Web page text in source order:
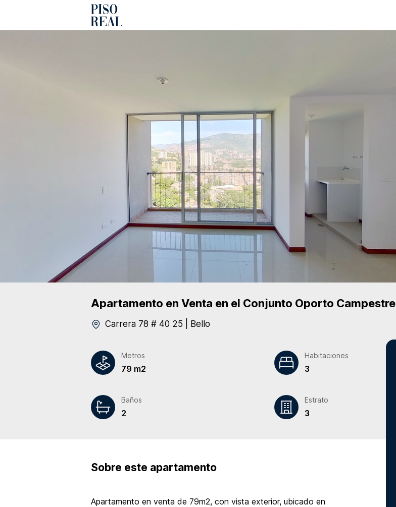
Apartamento en Venta en el Conjunto Oporto Campestre
Carrera 78 # 40 25 Bello
Metros
79 m2
Habitaciones
3
Baños
2
Estrato
3
Sobre este apartamento
Apartamento en venta de 79m2, con vista exterior, ubicado en